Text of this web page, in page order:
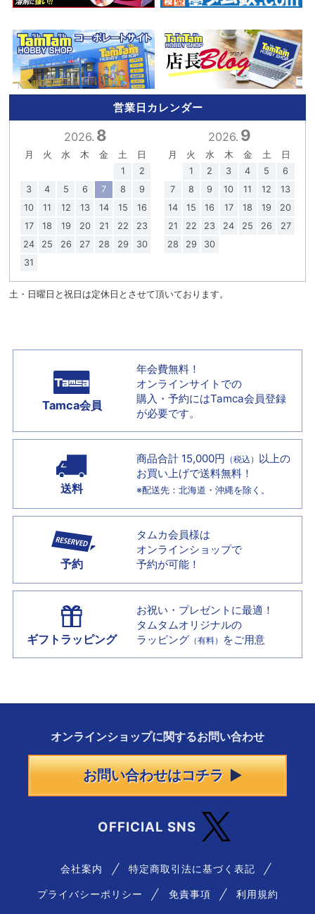
営業日カレンダー
2026. 8
月 火 水 木 金 土
日
1
2
3
4 5 6 7 8
9
10
11 12 13 14 15
16
17
18 19 20 21 22
23
24
25 26 27 28 29
30
31
2026. 9
月 火 水 木 金 土
日
1
2 3 4 5
6
7
8 9 10 11 12
13
14
15 16 17 18 19
20
21
22 23 24 25 26
27
28
29 30
土・日曜日と祝日は定休日とさせて頂いております。
Tamca会員
年会費無料！
オンラインサイトでの
購入・予約にはTamca会員登録
が必要です。
送料
商品合計 15,000円 （税込） 以上の
お買い上げで送料無料！
※配送先：北海道・沖縄を除く。
予約
タムカ会員様は
オンラインショップで
予約が可能！
ギフトラッピング
お祝い・プレゼントに最適！
タムタムオリジナルの
ラッピング （有料） をご用意
オンラインショップに関するお問い合わせ
お問い合わせはコチラ
OFFICIAL SNS
会社案内 特定商取引法に基づく表記
プライバシーポリシー 免責事項 利用規約